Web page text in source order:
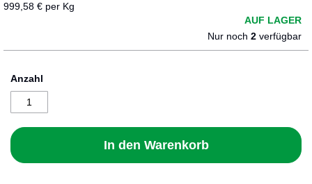
999,58 € per Kg
AUF LAGER
Nur noch 2 verfügbar
Anzahl
In den Warenkorb